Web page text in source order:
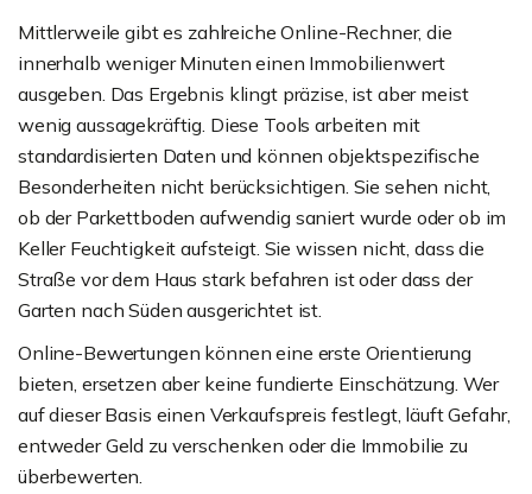
Mittlerweile gibt es zahlreiche Online-Rechner, die
innerhalb weniger Minuten einen Immobilienwert
ausgeben. Das Ergebnis klingt präzise, ist aber meist
wenig aussagekräftig. Diese Tools arbeiten mit
standardisierten Daten und können objektspezifische
Besonderheiten nicht berücksichtigen. Sie sehen nicht,
ob der Parkettboden aufwendig saniert wurde oder ob im
Keller Feuchtigkeit aufsteigt. Sie wissen nicht, dass die
Straße vor dem Haus stark befahren ist oder dass der
Garten nach Süden ausgerichtet ist.
Online-Bewertungen können eine erste Orientierung
bieten, ersetzen aber keine fundierte Einschätzung. Wer
auf dieser Basis einen Verkaufspreis festlegt, läuft Gefahr,
entweder Geld zu verschenken oder die Immobilie zu
überbewerten.